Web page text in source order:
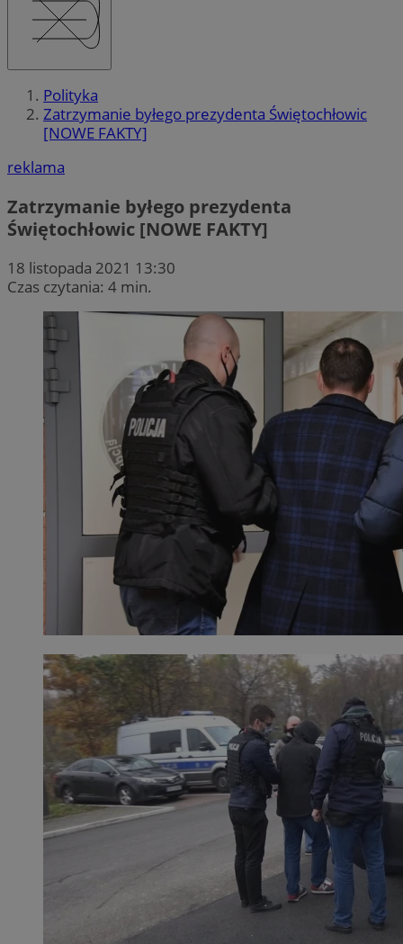
Polityka
Zatrzymanie byłego prezydenta Świętochłowic
[NOWE FAKTY]
reklama
Zatrzymanie byłego prezydenta
Świętochłowic [NOWE FAKTY]
18 listopada 2021 13:30
Czas czytania: 4 min.